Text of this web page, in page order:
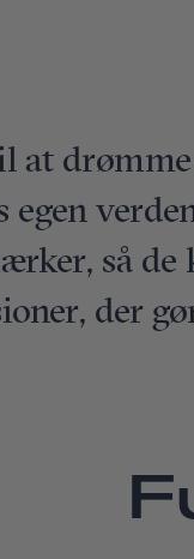
at
egen
så de
der